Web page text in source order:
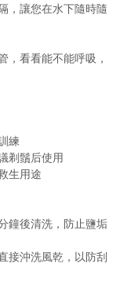
，讓您在水下隨時隨
，看看能不能呼吸，
練
剃鬚后使用
生用途
鐘後清洗，防止鹽垢
接沖洗風乾，以防刮